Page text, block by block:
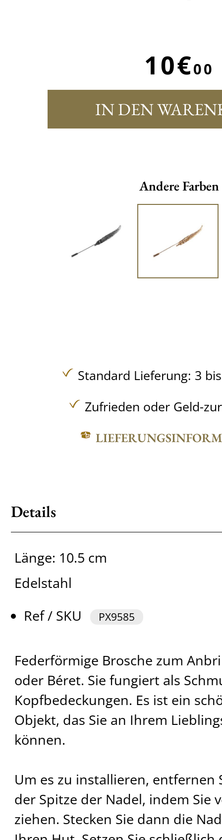
10€00
IN DEN
Andere Farben
Standard Lieferung: 3
Zufrieden oder Geld-
Details
Länge: 10.5 cm
Edelstahl
Ref / SKU
PX9585
Federförmige Brosche zum
oder Béret. Sie fungiert als
Kopfbedeckungen. Es ist ein
Objekt, das Sie an Ihrem
können.
Um es zu installieren, entfernen
der Spitze der Nadel, indem Sie
ziehen. Stecken Sie dann die